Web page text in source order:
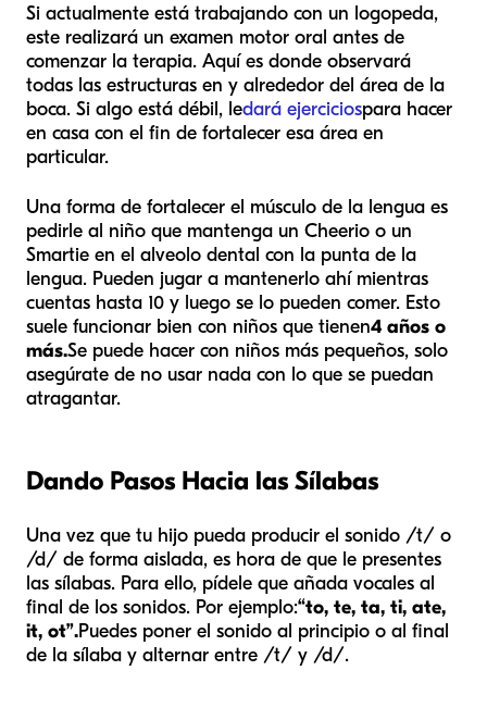
Si actualmente está trabajando con un logopeda,
este realizará un examen motor oral antes de
comenzar la terapia. Aquí es donde observará
todas las estructuras en y alrededor del área de la
boca. Si algo está débil, ledará ejerciciospara hacer
en casa con el fin de fortalecer esa área en
particular.
Una forma de fortalecer el músculo de la lengua es
pedirle al niño que mantenga un Cheerio o un
Smartie en el alveolo dental con la punta de la
lengua. Pueden jugar a mantenerlo ahí mientras
cuentas hasta 10 y luego se lo pueden comer. Esto
suele funcionar bien con niños que tienen4 años o
más.Se puede hacer con niños más pequeños, solo
asegúrate de no usar nada con lo que se puedan
atragantar.
Dando Pasos Hacia las Sílabas
Una vez que tu hijo pueda producir el sonido /t/ o
/d/ de forma aislada, es hora de que le presentes
las sílabas. Para ello, pídele que añada vocales al
final de los sonidos. Por ejemplo:“to, te, ta, ti, ate,
it, ot”.Puedes poner el sonido al principio o al final
de la sílaba y alternar entre /t/ y /d/.